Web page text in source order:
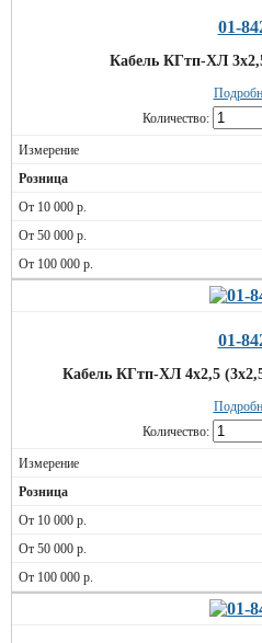
01-
Кабель КГтп-ХЛ
Количество:
01-
Кабель КГтп-ХЛ 4х2,5
Количество: